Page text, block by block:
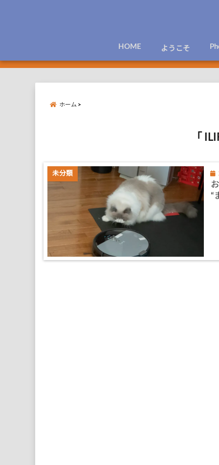
HOME ようこそ
ホーム
「
未分類
“